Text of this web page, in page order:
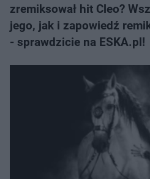
zremiksował hit Cleo?
jego, jak i zapowiedź
- sprawdzicie na ESKA.pl!